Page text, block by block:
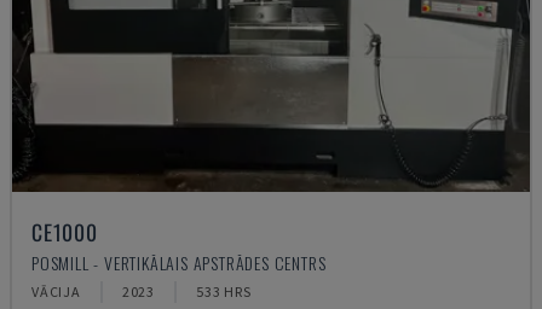
CE1000
POSMILL - VERTIKĀLAIS APSTRĀDES CENTRS
VĀCIJA 2023 533 HRS